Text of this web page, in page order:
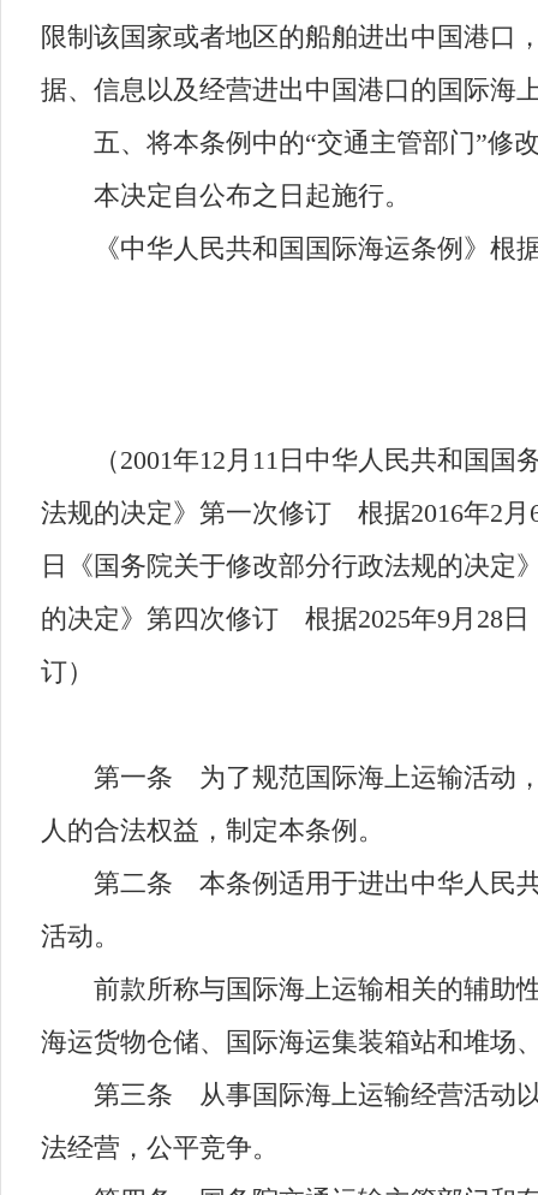
限制该国家或者地区的船舶进出中国港口
据、信息以及经营进出中国港口的国际海
五、将本条例中的“交通主管部门”修改
本决定自公布之日起施行。
《中华人民共和国国际海运条例》根据
（2001年12月11日中华人民共和国国
法规的决定》第一次修订 根据2016年2
日《国务院关于修改部分行政法规的决
的决定》第四次修订 根据2025年9月28
订）
第一条 为了规范国际海上运输活动，
人的合法权益，制定本条例。
第二条 本条例适用于进出中华人民共
活动。
前款所称与国际海上运输相关的辅助性
海运货物仓储、国际海运集装箱站和堆场
第三条 从事国际海上运输经营活动以
法经营，公平竞争。